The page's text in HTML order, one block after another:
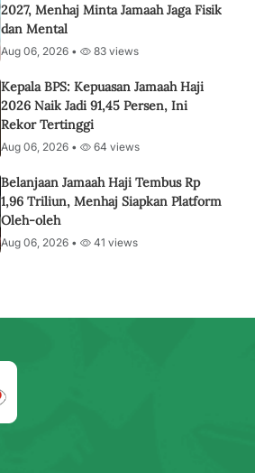
2027, Menhaj Minta Jamaah Jaga Fisik
dan Mental
Aug 06, 2026 • 83 views
Kepala BPS: Kepuasan Jamaah Haji
2026 Naik Jadi 91,45 Persen, Ini
Rekor Tertinggi
Aug 06, 2026 • 64 views
Belanjaan Jamaah Haji Tembus Rp
1,96 Triliun, Menhaj Siapkan Platform
Oleh-oleh
Aug 06, 2026 • 41 views